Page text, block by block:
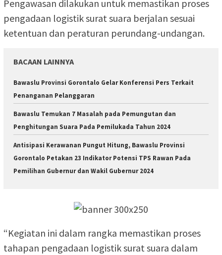
Pengawasan dilakukan untuk memastikan proses
pengadaan logistik surat suara berjalan sesuai
ketentuan dan peraturan perundang-undangan.
BACAAN LAINNYA
Bawaslu Provinsi Gorontalo Gelar Konferensi Pers Terkait
Penanganan Pelanggaran
Bawaslu Temukan 7 Masalah pada Pemungutan dan
Penghitungan Suara Pada Pemilukada Tahun 2024
Antisipasi Kerawanan Pungut Hitung, Bawaslu Provinsi
Gorontalo Petakan 23 Indikator Potensi TPS Rawan Pada
Pemilihan Gubernur dan Wakil Gubernur 2024
“Kegiatan ini dalam rangka memastikan proses
tahapan pengadaan logistik surat suara dalam